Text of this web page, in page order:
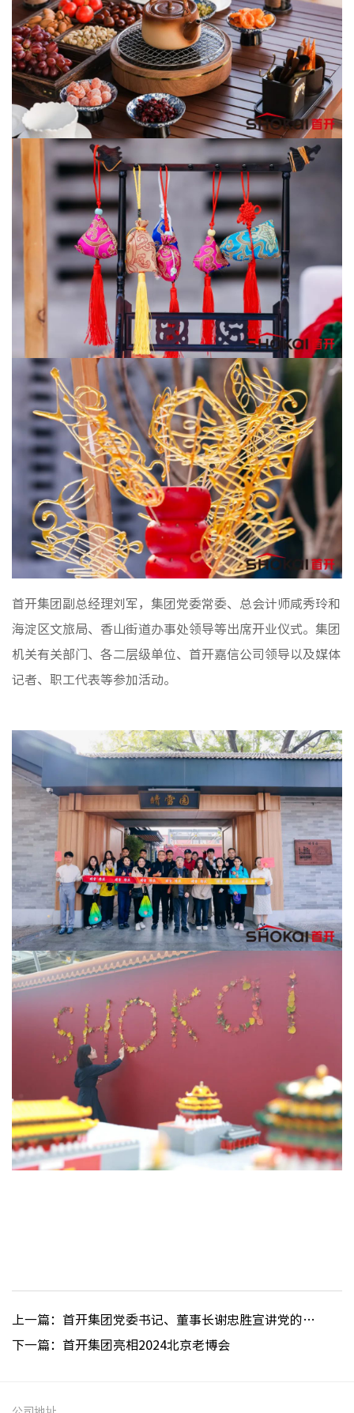
首开集团副总经理刘军，集团党委常委、总会计师咸秀玲和
海淀区文旅局、香山街道办事处领导等出席开业仪式。集团
机关有关部门、各二层级单位、首开嘉信公司领导以及媒体
记者、职工代表等参加活动。
上一篇：首开集团党委书记、董事长谢忠胜宣讲党的二十届三中全会精神
下一篇：首开集团亮相2024北京老博会